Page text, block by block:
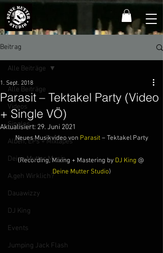
Beitrag
Alle Beiträge
Videos
Singles
Alben, EPs + Mixtapes
Deine Mutter Music
A.geh Wirklich?
Dauawizzy
DJ King
Events
Jumping Jack Flash
Alle Beiträge
Parasit – Tektakel Party (Video
+ Single VÖ)
1. Sept. 2018
Aktualisiert: 29. Juni 2021
Neues Musikvideo von Parasit – Tektakel Party
(Recording, Mixing + Mastering by DJ King @
Deine Mutter Studio)